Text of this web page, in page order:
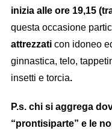
inizia alle ore 19,15
questa occasione
attrezzaticon idoneo
ginnastica, telo,
insetti e torcia.
P.s. chi si aggrega
“prontisiparte” e le